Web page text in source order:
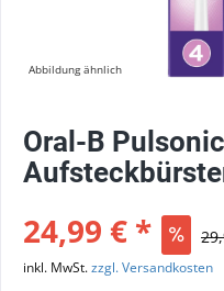
Abbildung ähnlich
Oral-B
24,99 € *
inkl. MwSt.zzgl. Versandkosten